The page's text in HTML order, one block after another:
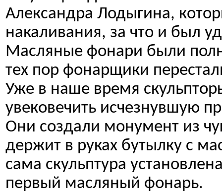
Александра Лодыгина,
накаливания, за что и был
Масляные фонари были
тех пор фонарщики
Уже в наше время
увековечить исчезнувшую
Они создали монумент из
держит в руках бутылку с
сама скульптура
первый масляный фонарь.